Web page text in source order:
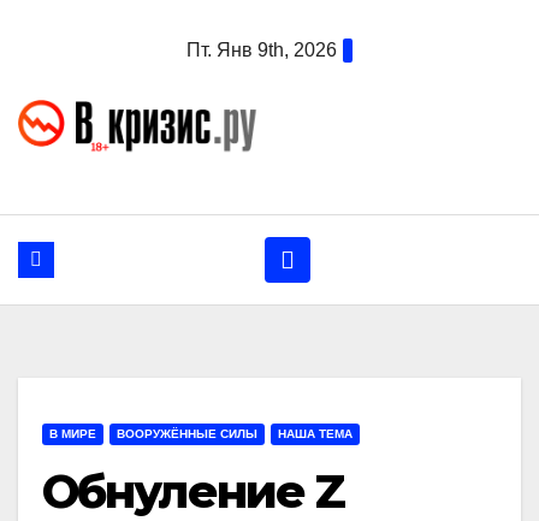
Пт. Янв 9th, 2026
В МИРЕ ВООРУЖЁННЫЕ СИЛЫ НАША ТЕМА
Обнуление Z